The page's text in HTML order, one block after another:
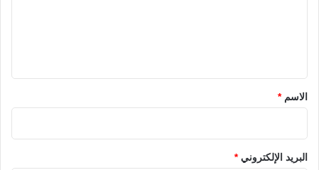
*الاسم*
البريد الإلكتروني*